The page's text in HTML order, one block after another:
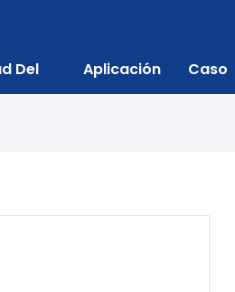
Del
Aplicación Caso